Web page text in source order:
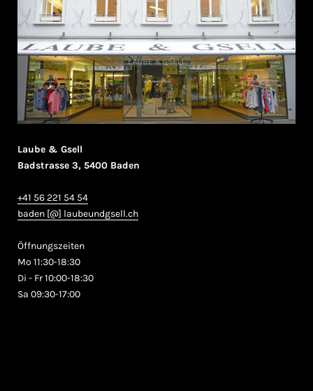
Laube & Gsell
Badstrasse 3, 5400 Baden
+41 56 221 54 54
baden [@] laubeundgsell.ch
Öffnungszeiten
Mo 11:30-18:30
Di - Fr 10:00-18:30
Sa 09:30-17:00